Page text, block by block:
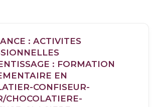
: ACTIVITES
: FORMATION
EN
CONFISEUR-
CHOCOLATIERE-